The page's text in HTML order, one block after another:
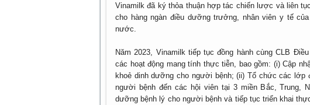
Vinamilk đã ký thỏa thuận hợp tác chiến lược và liên
cho hàng ngàn điều dưỡng trưởng, nhân viên y tế
nước.
Năm 2023, Vinamilk tiếp tục đồng hành cùng CLB
các hoạt động mang tính thực tiễn, bao gồm: (i) Cập
khoẻ dinh dưỡng cho người bệnh; (ii) Tổ chức các lớp
người bệnh đến các hội viên tại 3 miền Bắc, Trung,
dưỡng bệnh lý cho người bệnh và tiếp tục triển khai